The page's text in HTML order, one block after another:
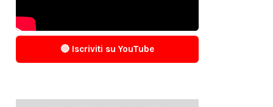
🔴 Iscriviti su YouTube